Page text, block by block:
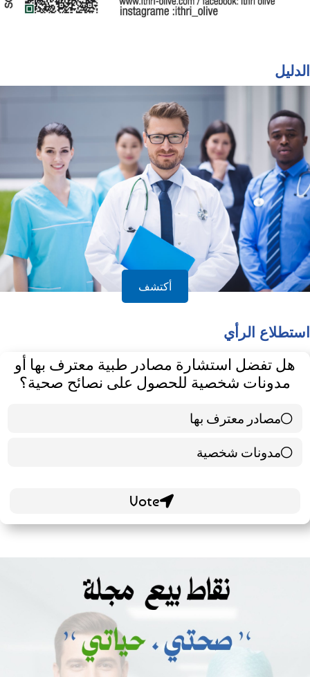
الدليل
أكتشف
استطلاع الرأي
هل تفضل استشارة مصادر طبية معترف بها أو
مدونات شخصية للحصول على نصائح صحية؟
مصادر معترف بها
39 ( 65 % )
مدونات شخصية
21 ( 35 % )